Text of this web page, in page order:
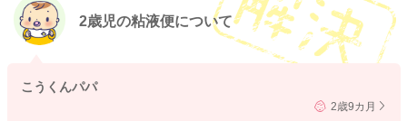
2歳児の粘液便について
こうくんパパ
2歳9カ月